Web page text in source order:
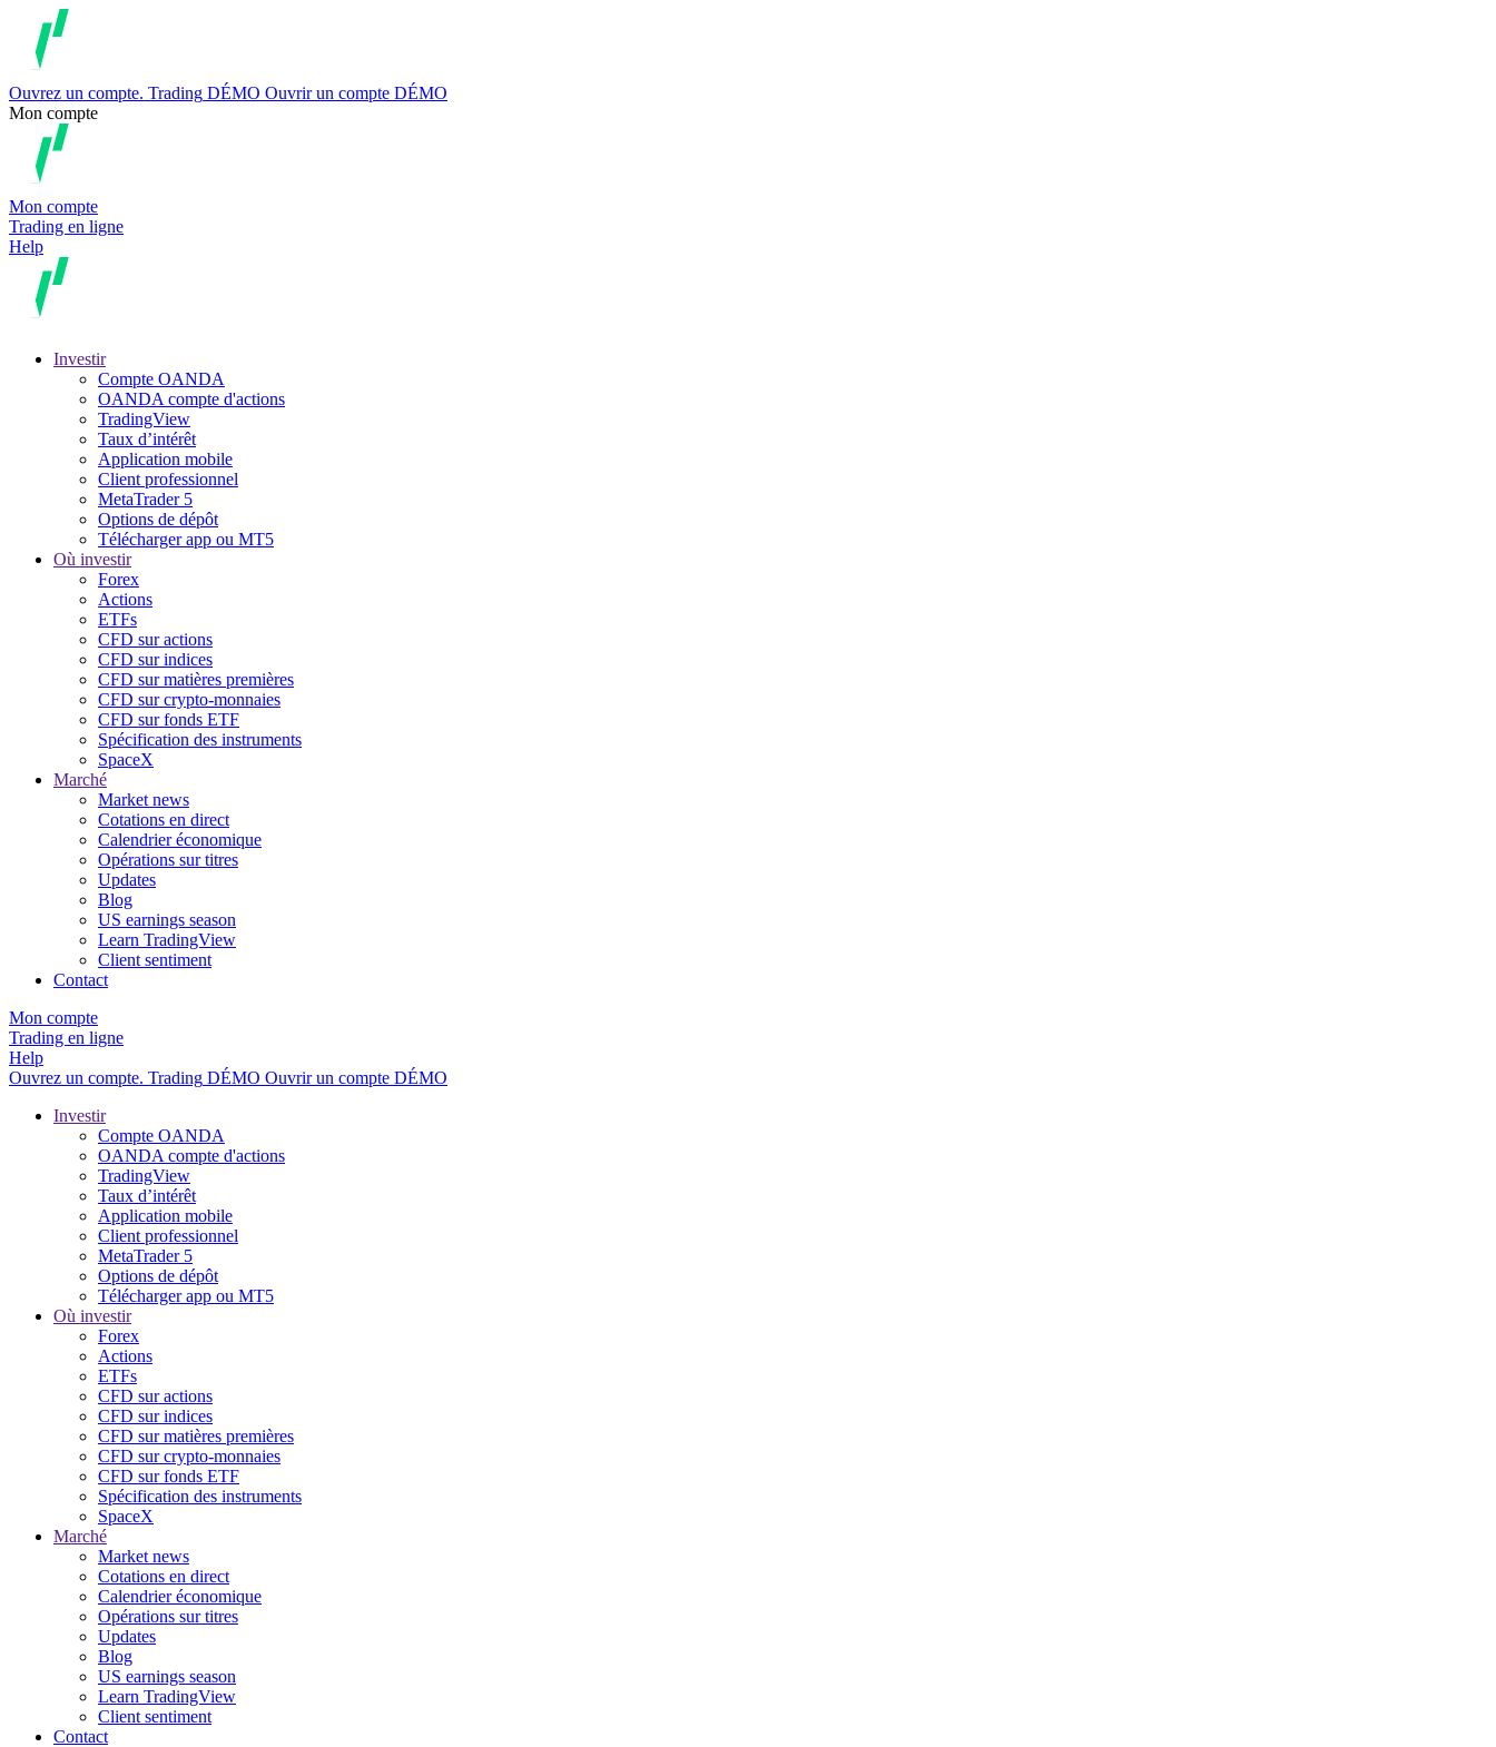
Ouvrez un compte. Trading DÉMO Ouvrir un compte DÉMO
Mon compte
Mon compte
Trading en ligne
Help
Investir
Compte OANDA
OANDA compte d'actions
TradingView
Taux d’intérêt
Application mobile
Client professionnel
MetaTrader 5
Options de dépôt
Télécharger app ou MT5
Où investir
Forex
Actions
ETFs
CFD sur actions
CFD sur indices
CFD sur matières premières
CFD sur crypto-monnaies
CFD sur fonds ETF
Spécification des instruments
SpaceX
Marché
Market news
Cotations en direct
Calendrier économique
Opérations sur titres
Updates
Blog
US earnings season
Learn TradingView
Client sentiment
Contact
Mon compte
Trading en ligne
Help
Ouvrez un compte. Trading DÉMO Ouvrir un compte DÉMO
Investir
Compte OANDA
OANDA compte d'actions
TradingView
Taux d’intérêt
Application mobile
Client professionnel
MetaTrader 5
Options de dépôt
Télécharger app ou MT5
Où investir
Forex
Actions
ETFs
CFD sur actions
CFD sur indices
CFD sur matières premières
CFD sur crypto-monnaies
CFD sur fonds ETF
Spécification des instruments
SpaceX
Marché
Market news
Cotations en direct
Calendrier économique
Opérations sur titres
Updates
Blog
US earnings season
Learn TradingView
Client sentiment
Contact